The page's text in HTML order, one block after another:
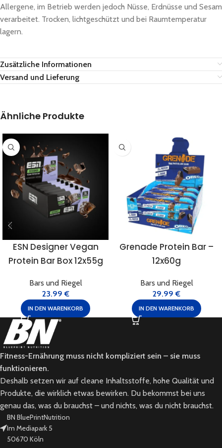
Allergene, im Betrieb werden jedoch Nüsse, Erdnüsse und Sesam
verarbeitet. Trocken, lichtgeschützt und bei Raumtemperatur
lagern.
Zusätzliche Informationen
Versand und Lieferung
Ähnliche Produkte
ESN Designer Vegan
Protein Bar Box 12x55g
Bars und Riegel
23.99€
IN DEN WARENKORB
Grenade Protein Bar –
12x60g
Bars und Riegel
29.99€
IN DEN WARENKORB
Fitness-Ernährung muss nicht kompliziert sein – sie muss
funktionieren.
Deshalb setzen wir auf cleane Inhaltsstoffe, hohe Qualität und
Produkte, die wirklich etwas bewirken. Du bekommst bei uns
genau das, was du brauchst – und nichts, was du nicht brauchst.
BN BluePrintNutrition
Im Mediapark 5
50670 Köln